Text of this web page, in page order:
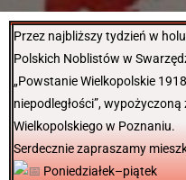
Przez najbliższy tydzień w
Polskich Noblistów w
„Powstanie Wielkopolskie
niepodległości”,
Wielkopolskiego w Poznaniu.
Serdecznie zapraszamy
Poniedziałek–piątek